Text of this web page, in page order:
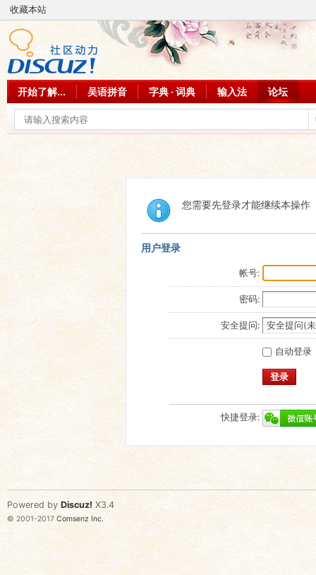
收藏本站
开始了解... 吴语拼音 字典 · 词典 输入法 论坛
您需要先登录才能继续本操作
用户登录
帐号:
密码:
安全提问:
自动登录
登录
快捷登录:
Powered by Discuz! X3.4
© 2001-2017 Comsenz Inc.